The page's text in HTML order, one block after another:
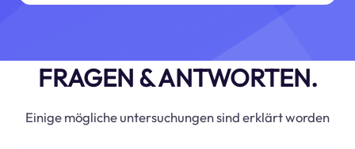
FRAGEN & ANTWORTEN.
Einige mögliche untersuchungen sind erklärt worden